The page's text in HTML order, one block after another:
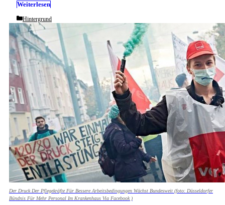
Weiterlesen
Categories
Hintergrund
Der Druck Der Pflegekräfte Für Bessere Arbeitsbedingungen Wächst Bundesweit (foto: Düsseldorfer
Bündnis Für Mehr Personal Im Krankenhaus Via Facebook )